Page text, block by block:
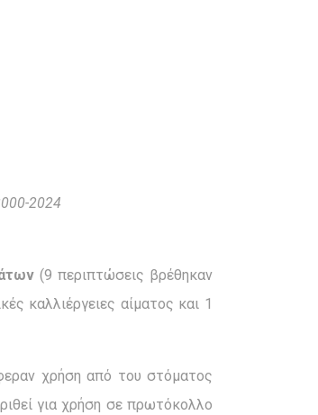
2024
(9 περιπτώσεις βρέθηκαν
καλλιέργειες αίματος και 1
χρήση από του στόματος
για χρήση σε πρωτόκολλο